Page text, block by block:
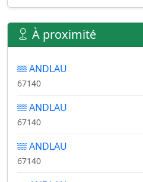
À proximité
ANDLAU
67140
ANDLAU
67140
ANDLAU
67140